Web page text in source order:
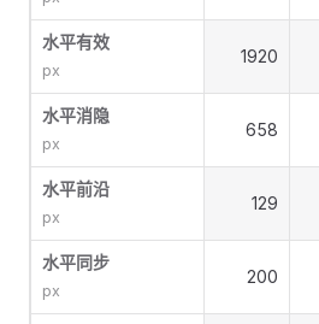
水平有效
px
1920
水平消隐
px
658
水平前沿
px
129
水平同步
px
200